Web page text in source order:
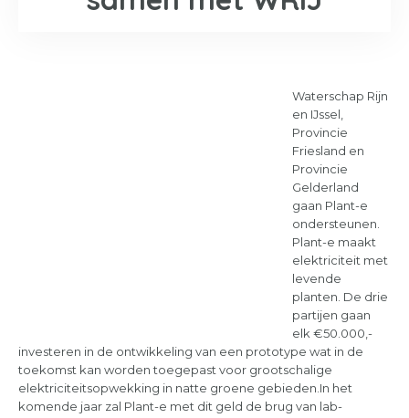
Waterschap Rijn
en IJssel,
Provincie
Friesland en
Provincie
Gelderland
gaan Plant-e
ondersteunen.
Plant-e maakt
elektriciteit met
levende
planten. De drie
partijen gaan
elk €50.000,-
investeren in de ontwikkeling van een prototype wat in de
toekomst kan worden toegepast voor grootschalige
elektriciteitsopwekking in natte groene gebieden.In het
komende jaar zal Plant-e met dit geld de brug van lab-